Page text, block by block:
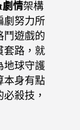
情架構
劇努力所
鬥遊戲的
套路，就
地球守護
本身有點
殺技，